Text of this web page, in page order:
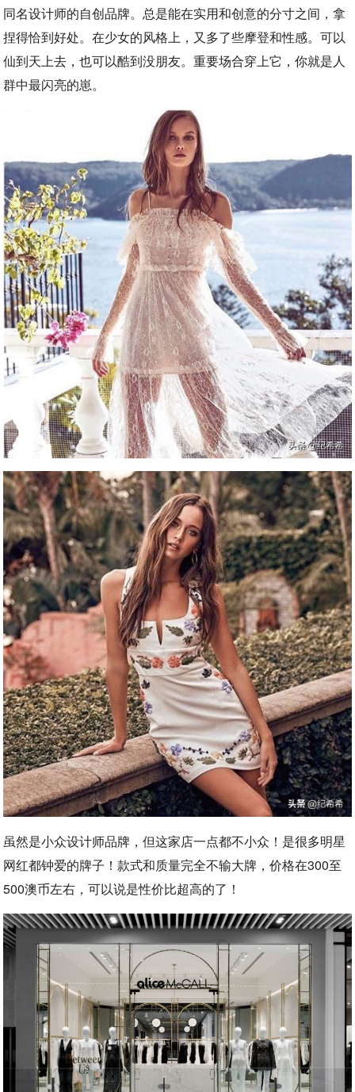
同名设计师的自创品牌。总是能在实用和创意的分寸之间，拿
捏得恰到好处。在少女的风格上，又多了些摩登和性感。可以
仙到天上去，也可以酷到没朋友。重要场合穿上它，你就是人
群中最闪亮的崽。
虽然是小众设计师品牌，但这家店一点都不小众！是很多明星
网红都钟爱的牌子！款式和质量完全不输大牌，价格在300至
500澳币左右，可以说是性价比超高的了！